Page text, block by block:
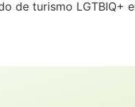
de turismo LGTBIQ+